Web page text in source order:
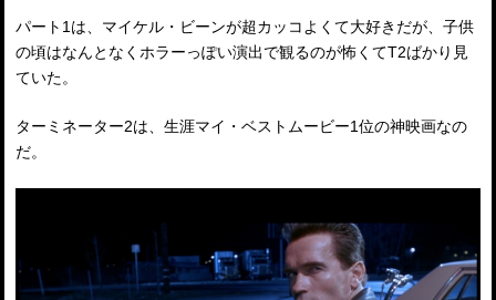
パート1は、マイケル・ビーンが超カッコよくて大好きだが、子供
の頃はなんとなくホラーっぽい演出で観るのが怖くてT2ばかり見
ていた。
ターミネーター2は、生涯マイ・ベストムービー1位の神映画なの
だ。